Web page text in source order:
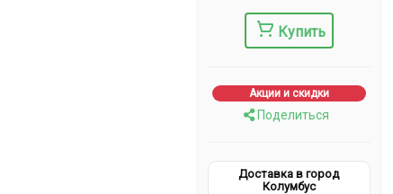
Купить
Акции и скидки
Поделиться
Доставка в город
Колумбус